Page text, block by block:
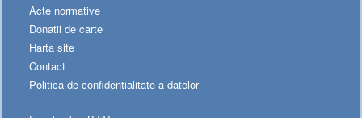
Acte normative
Donatii de carte
Harta site
Contact
Politica de confidentialitate a datelor